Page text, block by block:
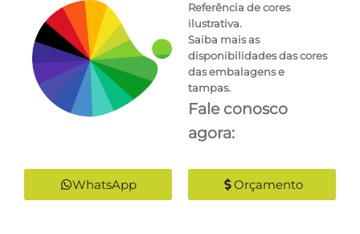
Referência de cores
ilustrativa.
Saiba mais as
disponibilidades das cores
das embalagens e
tampas.
Fale conosco
agora:
WhatsApp Orçamento